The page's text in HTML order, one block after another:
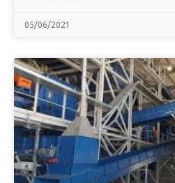
05/06/2021